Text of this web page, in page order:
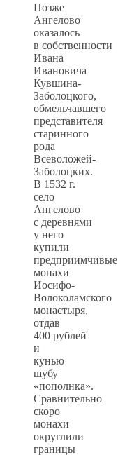
Позже
Ангелово
оказалось
в собственности
Ивана
Ивановича
Кувшина-
Заболоцкого,
обмельчавшего
представителя
старинного
рода
Всеволожей-
Заболоцких.
В 1532 г.
село
Ангелово
с деревнями
у него
купили
предприимчивые
монахи
Иосифо-
Волоколамского
монастыря,
отдав
400 рублей
и
кунью
шубу
«пополнка».
Сравнительно
скоро
монахи
округлили
границы